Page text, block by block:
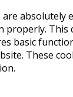
are absolutely
properly. This
basic
These